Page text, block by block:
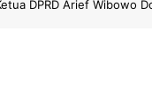
DPRD Arief Wibowo